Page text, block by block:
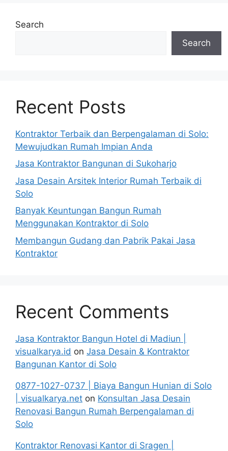
Search
Search
Recent Posts
Kontraktor Terbaik dan Berpengalaman di Solo:
Mewujudkan Rumah Impian Anda
Jasa Kontraktor Bangunan di Sukoharjo
Jasa Desain Arsitek Interior Rumah Terbaik di
Solo
Banyak Keuntungan Bangun Rumah
Menggunakan Kontraktor di Solo
Membangun Gudang dan Pabrik Pakai Jasa
Kontraktor
Recent Comments
Jasa Kontraktor Bangun Hotel di Madiun |
visualkarya.id on Jasa Desain & Kontraktor
Bangunan Kantor di Solo
0877-1027-0737 | Biaya Bangun Hunian di Solo
| visualkarya.net on Konsultan Jasa Desain
Renovasi Bangun Rumah Berpengalaman di
Solo
Kontraktor Renovasi Kantor di Sragen |